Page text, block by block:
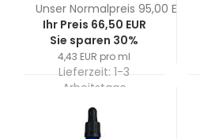
Unser Normalpreis 95,00 EUR
Ihr Preis 66,50 EUR
Sie sparen 30%
4,43 EUR pro ml
Lieferzeit: 1-3
Arbeitstage